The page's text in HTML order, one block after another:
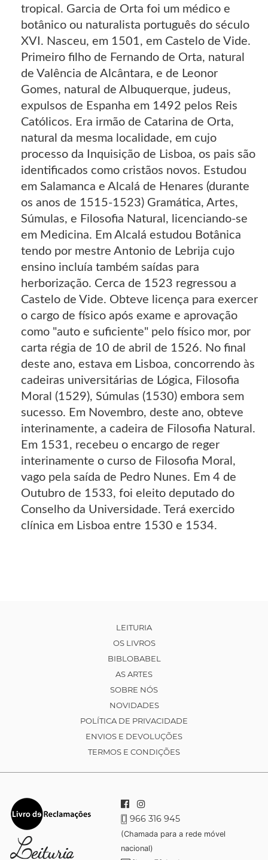
tropical. Garcia de Orta foi um médico e
botânico ou naturalista português do século
XVI. Nasceu, em 1501, em Castelo de Vide.
Primeiro filho de Fernando de Orta, natural
de Valência de Alcântara, e de Leonor
Gomes, natural de Albuquerque, judeus,
expulsos de Espanha em 1492 pelos Reis
Católicos. Era irmão de Catarina de Orta,
natural da mesma localidade, em cujo
processo da Inquisição de Lisboa, os pais são
identificados como cristãos novos. Estudou
em Salamanca e Alcalá de Henares (durante
os anos de 1515-1523) Gramática, Artes,
Súmulas, e Filosofia Natural, licenciando-se
em Medicina. Em Alcalá estudou Botânica
tendo por mestre Antonio de Lebrija cujo
ensino incluía também saídas para
herborização. Cerca de 1523 regressou a
Castelo de Vide. Obteve licença para exercer
o cargo de físico após exame e aprovação
como "auto e suficiente" pelo físico mor, por
carta régia de 10 de abril de 1526. No final
deste ano, estava em Lisboa, concorrendo às
cadeiras universitárias de Lógica, Filosofia
Moral (1529), Súmulas (1530) embora sem
sucesso. Em Novembro, deste ano, obteve
interinamente, a cadeira de Filosofia Natural.
Em 1531, recebeu o encargo de reger
interinamente o curso de Filosofia Moral,
vago pela saída de Pedro Nunes. Em 4 de
Outubro de 1533, foi eleito deputado do
Conselho da Universidade. Terá exercido
clínica em Lisboa entre 1530 e 1534.
LEITURIA
OS LIVROS
BIBLOBABEL
AS ARTES
SOBRE NÓS
NOVIDADES
POLÍTICA DE PRIVACIDADE
ENVIOS E DEVOLUÇÕES
TERMOS E CONDIÇÕES
966 316 945
(Chamada para a rede móvel
nacional)